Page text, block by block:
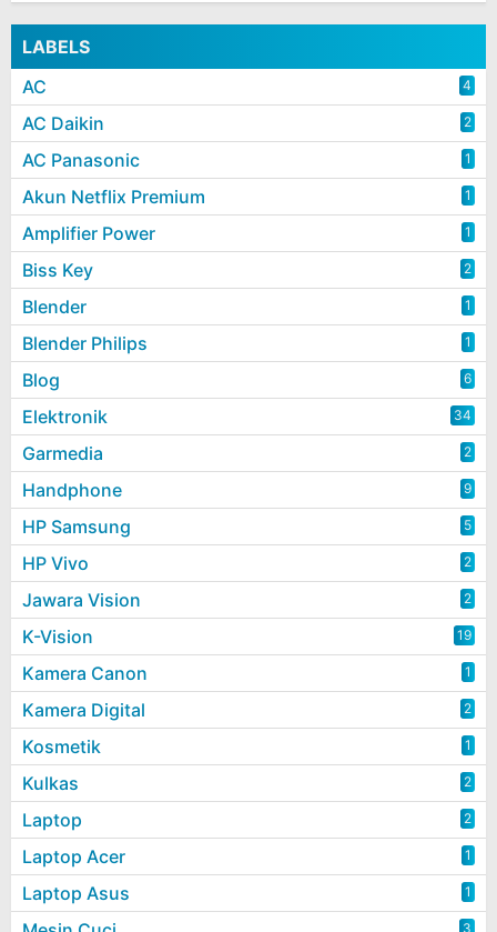
LABELS
AC
4
AC Daikin 2
AC Panasonic 1
Akun Netflix Premium 1
Amplifier Power 1
Biss Key 2
Blender 1
Blender Philips 1
Blog 6
Elektronik 34
Garmedia 2
Handphone 9
HP Samsung 5
HP Vivo 2
Jawara Vision 2
K-Vision 19
Kamera Canon 1
Kamera Digital 2
Kosmetik 1
Kulkas 2
Laptop 2
Laptop Acer 1
Laptop Asus 1
3